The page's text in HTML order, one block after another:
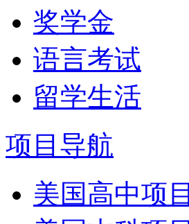
奖学金
语言考试
留学生活
项目导航
美国高中项目